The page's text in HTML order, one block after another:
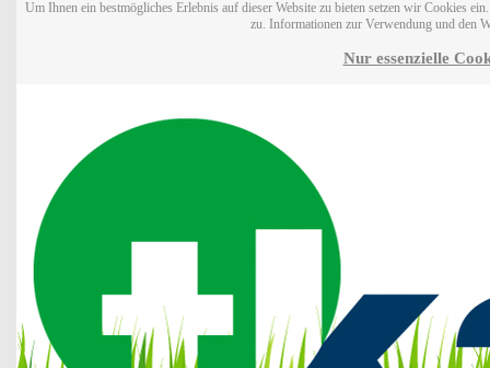
Um Ihnen ein bestmögliches Erlebnis auf dieser Website zu bieten setzen wir Cookies
zu. Informationen zur Verwendung und den
Nur essenzielle